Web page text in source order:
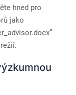
hned pro
jako